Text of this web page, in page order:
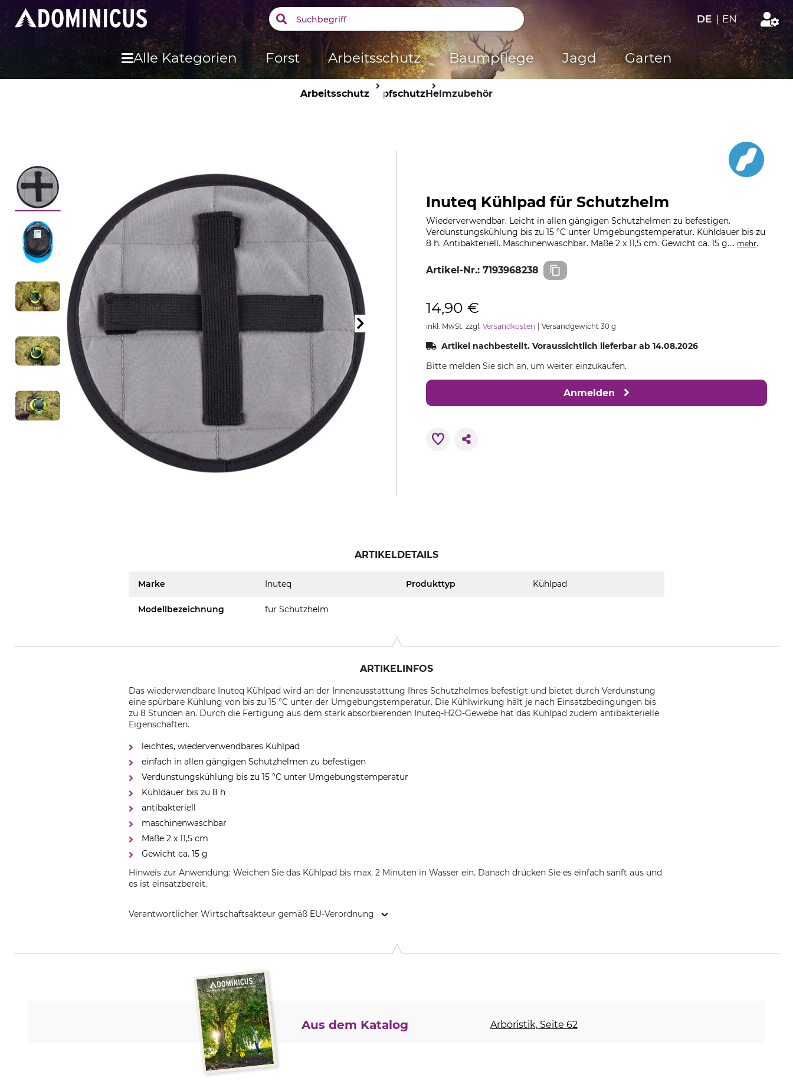
DE | EN
Alle Kategorien Forst Arbeitsschutz Baumpflege Jagd Garten
Arbeitsschutz KopfschutzHelmzubehör
Inuteq Kühlpad für Schutzhelm
Wiederverwendbar. Leicht in allen gängigen Schutzhelmen zu befestigen.
Verdunstungskühlung bis zu 15 °C unter Umgebungstemperatur. Kühldauer bis zu
8 h. Antibakteriell. Maschinenwaschbar. Maße 2 x 11,5 cm. Gewicht ca. 15 g.... mehr.
Artikel-Nr.: 7193968238
14,90 €
inkl. MwSt. zzgl. Versandkosten Versandgewicht 30 g
Artikel nachbestellt. Voraussichtlich lieferbar ab 14.08.2026
Bitte melden Sie sich an, um weiter einzukaufen.
Anmelden
ARTIKELDETAILS
Marke Inuteq Produkttyp Kühlpad
Modellbezeichnung für Schutzhelm
ARTIKELINFOS
Das wiederwendbare Inuteq Kühlpad wird an der Innenausstattung Ihres Schutzhelmes befestigt und bietet durch Verdunstung
eine spürbare Kühlung von bis zu 15 °C unter der Umgebungstemperatur. Die Kühlwirkung hält je nach Einsatzbedingungen bis
zu 8 Stunden an. Durch die Fertigung aus dem stark absorbierenden Inuteq-H2O-Gewebe hat das Kühlpad zudem antibakterielle
Eigenschaften.
leichtes, wiederverwendbares Kühlpad
einfach in allen gängigen Schutzhelmen zu befestigen
Verdunstungskühlung bis zu 15 °C unter Umgebungstemperatur
Kühldauer bis zu 8 h
antibakteriell
maschinenwaschbar
Maße 2 x 11,5 cm
Gewicht ca. 15 g
Hinweis zur Anwendung: Weichen Sie das Kühlpad bis max. 2 Minuten in Wasser ein. Danach drücken Sie es einfach sanft aus und
es ist einsatzbereit.
Verantwortlicher Wirtschaftsakteur gemäß EU-Verordnung
Aus dem Katalog Arboristik, Seite 62